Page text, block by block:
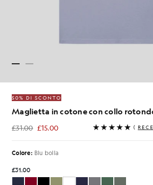
50% DI SCONTO
Maglietta in cotone con collo
£31.00 £15.00
£15.00 (
Colore: Blu bolla
£31.00